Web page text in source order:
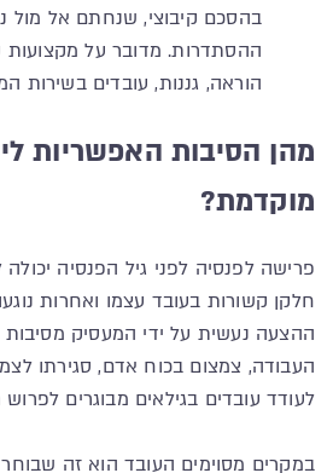
בהסכם קיבוצי, שנחתם אל מול
ההסתדרות. מדובר על מקצועות
הוראה, גננות, עובדים בשירות
מהן הסיבות האפשריות
מוקדמת?
פרישה לפנסיה לפני גיל הפנסיה יכולה
חלקן קשורות בעובד עצמו ואחרות
ההצעה נעשית על ידי המעסיק
העבודה, צמצום בכוח אדם, סגירתו
לעודד עובדים בגילאים מבוגרים לפרוש
במקרים מסוימים העובד הוא זה